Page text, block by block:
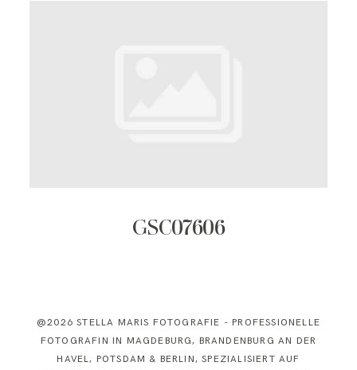
GSC07606
@2026 STELLA MARIS FOTOGRAFIE - PROFESSIONELLE
FOTOGRAFIN IN MAGDEBURG, BRANDENBURG AN DER
HAVEL, POTSDAM & BERLIN, SPEZIALISIERT AUF